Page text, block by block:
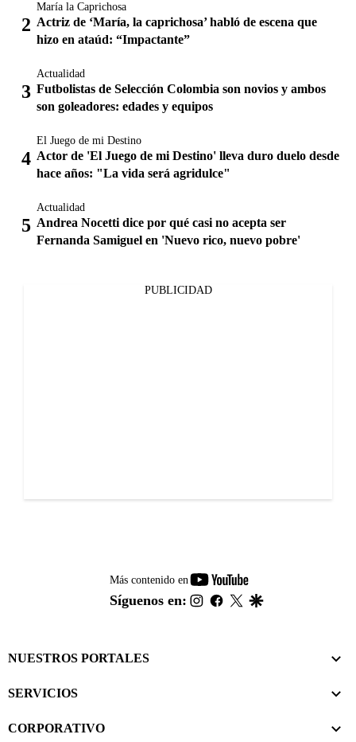
María la Caprichosa
Actriz de ‘María, la caprichosa’ habló de escena que
hizo en ataúd: “Impactante”
Actualidad
Futbolistas de Selección Colombia son novios y ambos
son goleadores: edades y equipos
El Juego de mi Destino
Actor de 'El Juego de mi Destino' lleva duro duelo desde
hace años: "La vida será agridulce"
Actualidad
Andrea Nocetti dice por qué casi no acepta ser
Fernanda Samiguel en 'Nuevo rico, nuevo pobre'
PUBLICIDAD
Más contenido en
youtube-
footer
Síguenos en: instagram
facebook
twitter
NUESTROS PORTALES
SERVICIOS
CORPORATIVO